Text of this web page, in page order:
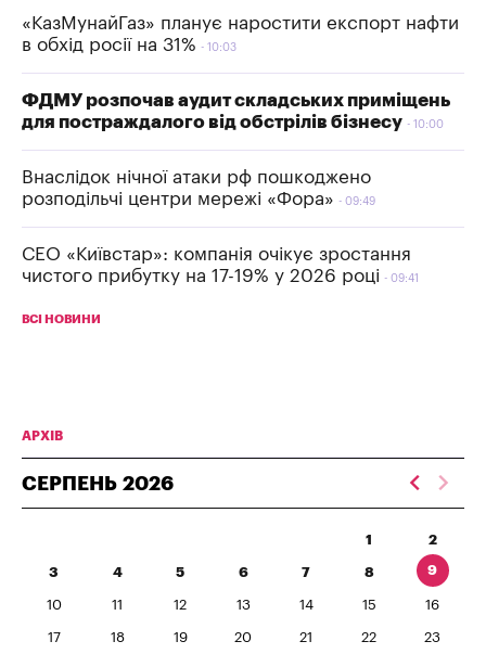
«КазМунайГаз» планує наростити експорт нафти
в обхід росії на 31%
10:03
ФДМУ розпочав аудит складських приміщень
для постраждалого від обстрілів бізнесу
10:00
Внаслідок нічної атаки рф пошкоджено
розподільчі центри мережі «Фора»
09:49
СЕО «Київстар»: компанія очікує зростання
чистого прибутку на 17-19% у 2026 році
09:41
ВСІ НОВИНИ
АРХІВ
СЕРПЕНЬ 2026
1 2
3 4 5 6 7 8 9
10 11 12 13 14 15 16
17 18 19 20 21 22 23